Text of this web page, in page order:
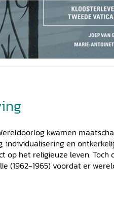
kwamen
individualisering en
op het religieuze leven.
(1962-1965) voordat er
besteed. Ook voor orden
gevolgen. Het aantal
dat de congregatie verliet.